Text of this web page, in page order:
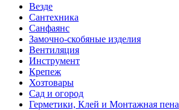
Везде
Сантехника
Санфаянс
Замочно-скобяные изделия
Вентиляция
Инструмент
Крепеж
Хозтовары
Сад и огород
Герметики, Клей и Монтажная пена